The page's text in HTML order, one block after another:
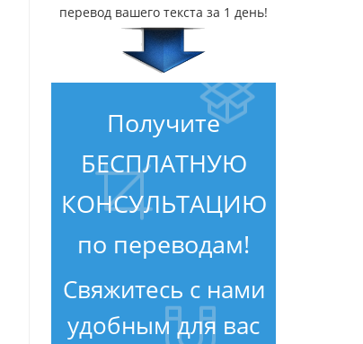
перевод вашего текста за 1 день!
Получите
БЕСПЛАТНУЮ
КОНСУЛЬТАЦИЮ
по переводам!
Свяжитесь с нами
удобным для вас